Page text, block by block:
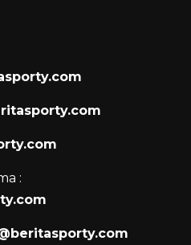
: